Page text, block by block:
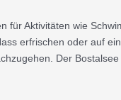
für Aktivitäten wie
erfrischen oder auf
Der